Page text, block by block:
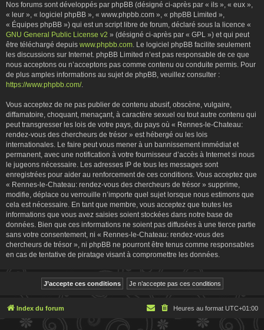
Nos forums sont développés par phpBB (désigné ci-après par « ils », « eux »,
« leur », « logiciel phpBB », « www.phpbb.com », « phpBB Limited »,
« Équipes phpBB ») qui est un script libre de forum, déclaré sous la licence «
GNU General Public License v2 » (désigné ci-après par « GPL ») et qui peut
être téléchargé depuis www.phpbb.com. Le logiciel phpBB facilite seulement
les discussions sur Internet. phpBB Limited n’est pas responsable de ce que
nous acceptons ou n’acceptons pas comme contenu ou conduite permis. Pour
de plus amples informations au sujet de phpBB, veuillez consulter :
https://www.phpbb.com/.
Vous acceptez de ne pas publier de contenu abusif, obscène, vulgaire,
diffamatoire, choquant, menaçant, à caractère sexuel ou tout autre contenu qui
peut transgresser les lois de votre pays, du pays où « Rennes-le-Chateau:
rendez-vous des chercheurs de trésor » est hébergé ou les lois
internationales. Le faire peut vous mener à un bannissement immédiat et
permanent, avec une notification à votre fournisseur d’accès à Internet si nous
le jugeons nécessaire. Les adresses IP de tous les messages sont
enregistrées pour aider au renforcement de ces conditions. Vous acceptez que
« Rennes-le-Chateau: rendez-vous des chercheurs de trésor » supprime,
modifie, déplace ou verrouille n’importe quel sujet lorsque nous estimons que
cela est nécessaire. En tant que membre, vous acceptez que toutes les
informations que vous avez saisies soient stockées dans notre base de
données. Bien que ces informations ne soient pas diffusées à une tierce partie
sans votre consentement, ni « Rennes-le-Chateau: rendez-vous des
chercheurs de trésor », ni phpBB ne pourront être tenus comme responsables
en cas de tentative de piratage visant à compromettre les données.
Index du forum Heures au format UTC+01:00